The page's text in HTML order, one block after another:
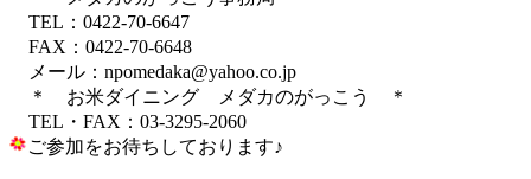
TEL：0422-70-6647
FAX：0422-70-6648
メール：npomedaka@yahoo.co.jp
＊ お米ダイニング メダカのがっこう ＊
TEL・FAX：03-3295-2060
ご参加をお待ちしております♪